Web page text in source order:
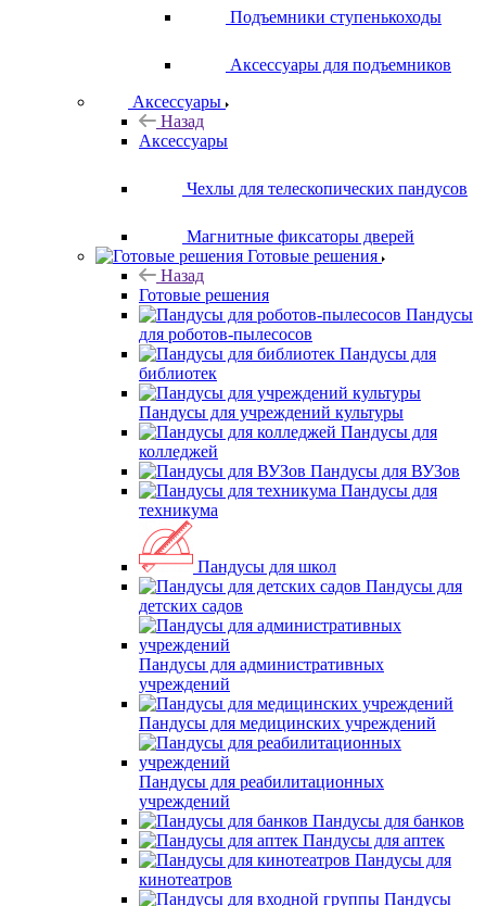
Подъемники ступенькоходы
Аксессуары для подъемников
Аксессуары
Назад
Аксессуары
Чехлы для телескопических пандусов
Магнитные фиксаторы дверей
Готовые решения
Назад
Готовые решения
Пандусы
для роботов-пылесосов
Пандусы для
библиотек
Пандусы для учреждений культуры
Пандусы для
колледжей
Пандусы для ВУЗов
Пандусы для
техникума
Пандусы для школ
Пандусы для
детских садов
Пандусы для административных
учреждений
Пандусы для медицинских учреждений
Пандусы для реабилитационных
учреждений
Пандусы для банков
Пандусы для аптек
Пандусы для
кинотеатров
Пандусы